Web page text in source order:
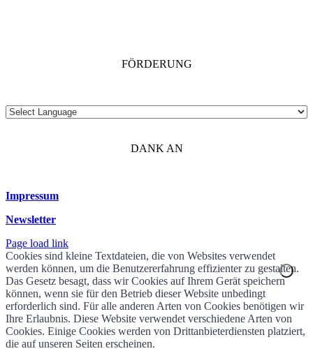
FÖRDERUNG
DANK AN
Impressum
Newsletter
Page load link
Cookies sind kleine Textdateien, die von Websites verwendet
werden können, um die Benutzererfahrung effizienter zu gestalten.
Das Gesetz besagt, dass wir Cookies auf Ihrem Gerät speichern
können, wenn sie für den Betrieb dieser Website unbedingt
erforderlich sind. Für alle anderen Arten von Cookies benötigen wir
Ihre Erlaubnis. Diese Website verwendet verschiedene Arten von
Cookies. Einige Cookies werden von Drittanbieterdiensten platziert,
die auf unseren Seiten erscheinen.